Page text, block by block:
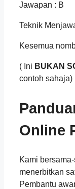
Jawapan : B
Teknik
Kesemua
( Ini BUKAN
contoh sahaja)
Online
Kami
menerbitkan
Pembantu